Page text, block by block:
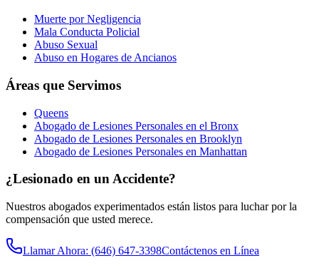
Muerte por Negligencia
Mala Conducta Policial
Abuso Sexual
Abuso en Hogares de Ancianos
Áreas que Servimos
Queens
Abogado de Lesiones Personales en el Bronx
Abogado de Lesiones Personales en Brooklyn
Abogado de Lesiones Personales en Manhattan
¿Lesionado en un Accidente?
Nuestros abogados experimentados están listos para luchar por la
compensación que usted merece.
Llamar Ahora: (646) 647-3398Contáctenos en Línea